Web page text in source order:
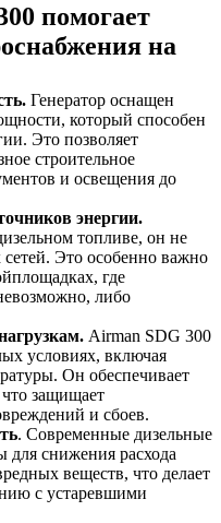
помогает
на
Генератор оснащен
который способен
Это позволяет
строительное
и освещения до
энергии.
топливе, он не
сетей. Это особенно важно
где
либо
Airman SDG 300
условиях, включая
Он обеспечивает
что защищает
и сбоев.
. Современные дизельные
для снижения расхода
веществ, что делает
с устаревшими